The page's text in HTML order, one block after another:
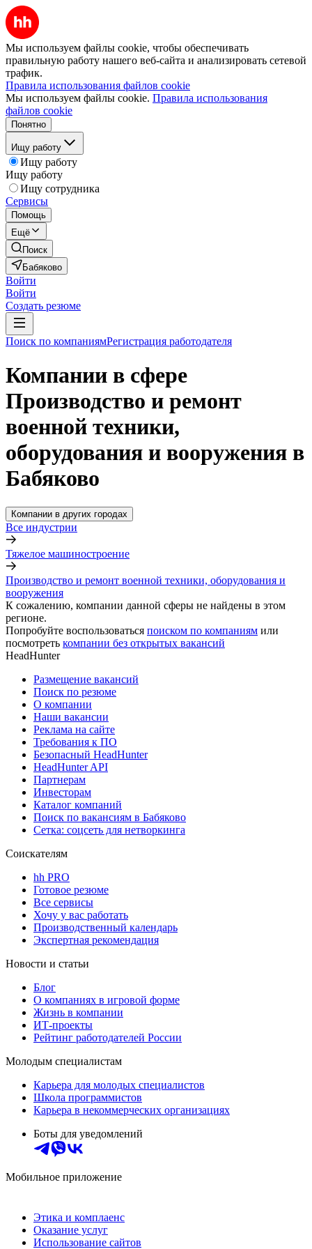
Мы используем файлы cookie, чтобы обеспечивать
правильную работу нашего веб-сайта и анализировать сетевой
трафик.
Правила использования файлов cookie
Мы используем файлы cookie. Правила использования
файлов cookie
Понятно
Ищу работу
Ищу работу
Ищу работу
Ищу сотрудника
Сервисы
Помощь
Ещё
Поиск
Бабяково
Войти
Войти
Создать резюме
Поиск по компаниямРегистрация работодателя
Компании в сфере
Производство и ремонт
военной техники,
оборудования и вооружения в
Бабяково
Компании в других городах
Все индустрии
Тяжелое машиностроение
Производство и ремонт военной техники, оборудования и
вооружения
К сожалению, компании данной сферы не найдены в этом
регионе.
Попробуйте воспользоваться поиском по компаниям или
посмотреть компании без открытых вакансий
HeadHunter
Размещение вакансий
Поиск по резюме
О компании
Наши вакансии
Реклама на сайте
Требования к ПО
Безопасный HeadHunter
HeadHunter API
Партнерам
Инвесторам
Каталог компаний
Поиск по вакансиям в Бабяково
Сетка: соцсеть для нетворкинга
Соискателям
hh PRO
Готовое резюме
Все сервисы
Хочу у вас работать
Производственный календарь
Экспертная рекомендация
Новости и статьи
Блог
О компаниях в игровой форме
Жизнь в компании
ИТ-проекты
Рейтинг работодателей России
Молодым специалистам
Карьера для молодых специалистов
Школа программистов
Карьера в некоммерческих организациях
Боты для уведомлений
Мобильное приложение
Этика и комплаенс
Оказание услуг
Использование сайтов